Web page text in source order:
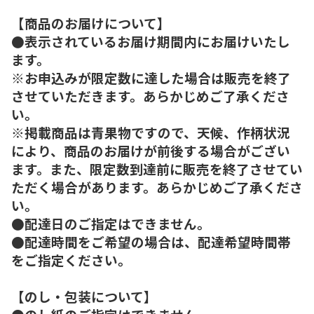
【商品のお届けについて】
●表示されているお届け期間内にお届けいたし
ます。
※お申込みが限定数に達した場合は販売を終了
させていただきます。あらかじめご了承くださ
い。
※掲載商品は青果物ですので、天候、作柄状況
により、商品のお届けが前後する場合がござい
ます。また、限定数到達前に販売を終了させてい
ただく場合があります。あらかじめご了承くださ
い。
●配達日のご指定はできません。
●配達時間をご希望の場合は、配達希望時間帯
をご指定ください。
【のし・包装について】